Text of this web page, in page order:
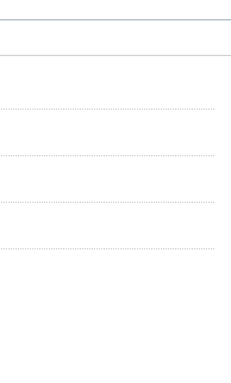
可能性を広げる
的な指導ができる
援チーム】
】